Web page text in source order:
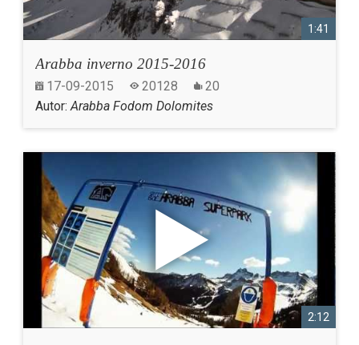
1:41
Arabba inverno 2015-2016
17-09-2015 20128
20
Autor:Arabba Fodom Dolomites
2:12